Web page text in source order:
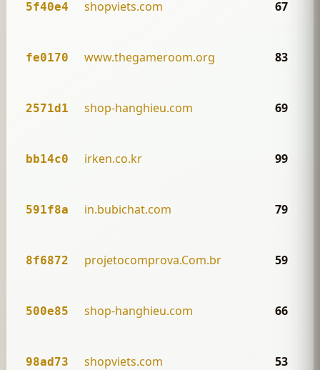
5f40e4 shopviets.com 67
fe0170 www.thegameroom.org 83
2571d1 shop-hanghieu.com 69
bb14c0 irken.co.kr 99
591f8a in.bubichat.com 79
8f6872 projetocomprova.Com.br 59
500e85 shop-hanghieu.com 66
98ad73 shopviets.com 53